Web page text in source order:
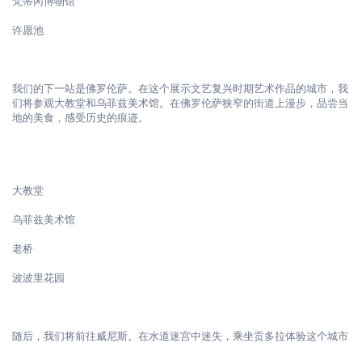
许愿池
我们的下一站是佛罗伦萨。在这个展示文艺复兴时期艺术作品的城市，我
们将参观大教堂和乌菲兹美术馆。在佛罗伦萨狭窄的街道上漫步，品尝当
地的美食，感受历史的痕迹。
大教堂
乌菲兹美术馆
老桥
波波里花园
随后，我们将前往威尼斯。在水道迷宫中迷失，乘坐贡多拉体验这个城市